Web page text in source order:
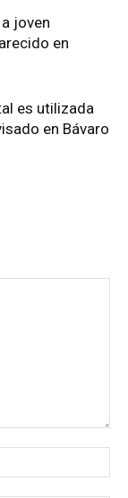
joven
en
es utilizada
en Bávaro